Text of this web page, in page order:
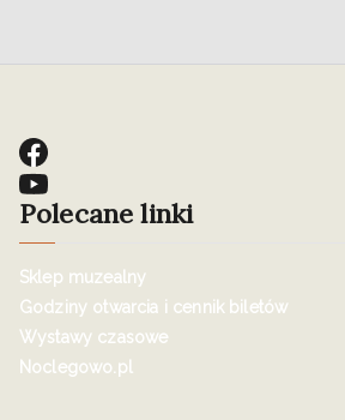
Polecane linki
Sklep muzealny
Godziny otwarcia i cennik biletów
Wystawy czasowe
Noclegowo.pl